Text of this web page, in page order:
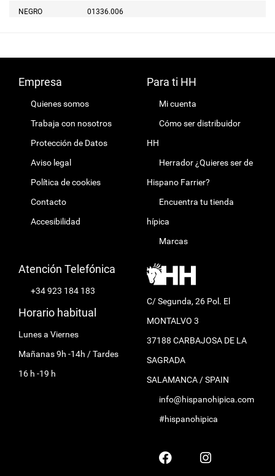
NEGRO 01336.006
Empresa
Quienes somos
Trabaja con nosotros
Protección de Datos
Aviso legal
Política de cookies
Contacto
Accesibilidad
Para ti HH
Mi cuenta
Cómo ser distribuidor
HH
Herrador ¿Quieres ser de
Hispano Farrier?
Encuentra tu tienda
hípica
Marcas
Atención Telefónica
+34 923 184 183
Horario habitual
Lunes a Viernes
Mañanas 9h -14h / Tardes
16 h -19 h
C/ Segunda, 26 Pol. El
MONTALVO 3
37188 CARBAJOSA DE LA
SAGRADA
SALAMANCA / SPAIN
info@hispanohipica.com
#hispanohipica